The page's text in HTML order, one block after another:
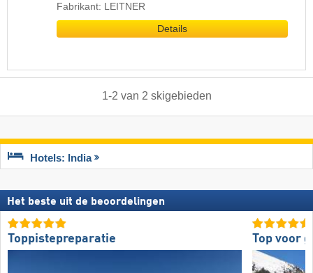
Fabrikant: LEITNER
Details
1-2 van 2 skigebieden
Hotels: India
Het beste uit de beoordelingen
Toppistepreparatie Top voor